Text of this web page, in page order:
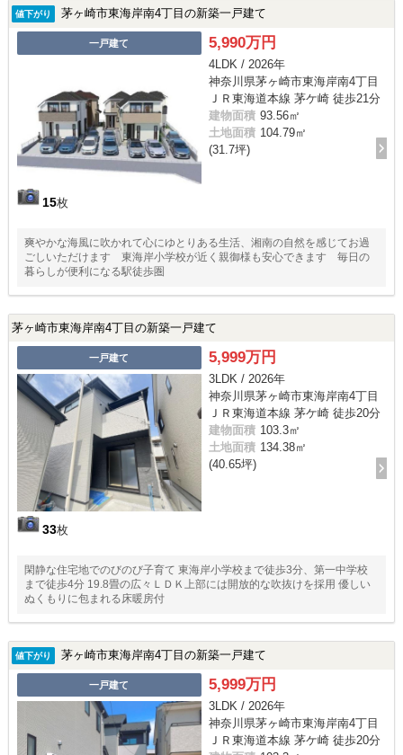
値下がり 茅ヶ崎市東海岸南4丁目の新築一戸建て
一戸建て
15枚
5,990万円
4LDK / 2026年
神奈川県茅ヶ崎市東海岸南4丁目
ＪＲ東海道本線 茅ケ崎 徒歩21分
建物面積 93.56㎡
土地面積 104.79㎡
(31.7坪)
爽やかな海風に吹かれて心にゆとりある生活、湘南の自然を感じてお過
ごしいただけます 東海岸小学校が近く親御様も安心できます 毎日の
暮らしが便利になる駅徒歩圏
茅ヶ崎市東海岸南4丁目の新築一戸建て
一戸建て
33枚
5,999万円
3LDK / 2026年
神奈川県茅ヶ崎市東海岸南4丁目
ＪＲ東海道本線 茅ケ崎 徒歩20分
建物面積 103.3㎡
土地面積 134.38㎡
(40.65坪)
閑静な住宅地でのびのび子育て 東海岸小学校まで徒歩3分、第一中学校
まで徒歩4分 19.8畳の広々ＬＤＫ上部には開放的な吹抜けを採用 優しい
ぬくもりに包まれる床暖房付
値下がり 茅ヶ崎市東海岸南4丁目の新築一戸建て
一戸建て 5,999万円
3LDK / 2026年
神奈川県茅ヶ崎市東海岸南4丁目
ＪＲ東海道本線 茅ケ崎 徒歩20分